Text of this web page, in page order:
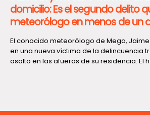
domicilio: Es el segundo delito
meteorólogo en menos de un
El conocido meteorólogo de Mega, Jaime
en una nueva víctima de la delincuencia
asalto en las afueras de su residencia. El